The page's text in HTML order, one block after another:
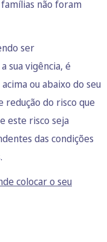
não foram
ser
sua vigência, é
ou abaixo do seu
redução do risco que
este risco seja
das condições
colocar o seu